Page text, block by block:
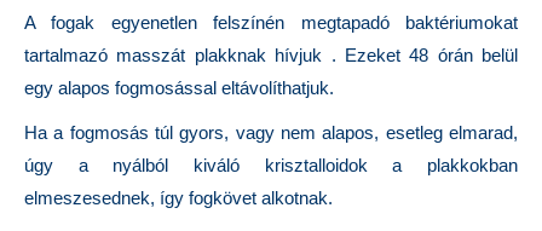
A fogak egyenetlen felszínén megtapadó baktériumokat
tartalmazó masszát plakknak hívjuk . Ezeket 48 órán belül
egy alapos fogmosással eltávolíthatjuk.
Ha a fogmosás túl gyors, vagy nem alapos, esetleg elmarad,
úgy a nyálból kiváló krisztalloidok a plakkokban
elmeszesednek, így fogkövet alkotnak.